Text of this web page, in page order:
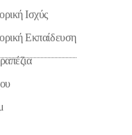
Ισχύς
Εκπαίδευση